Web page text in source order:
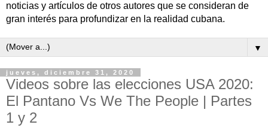
noticias y artículos de otros autores que se consideran de
gran interés para profundizar en la realidad cubana.
▼
jueves, diciembre 31, 2020
Videos sobre las elecciones USA 2020:
El Pantano Vs We The People | Partes
1 y 2